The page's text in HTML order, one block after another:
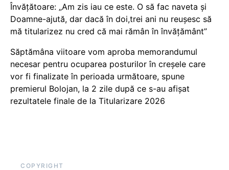
Învățătoare: „Am zis iau ce este. O să fac naveta și
Doamne-ajută, dar dacă în doi,trei ani nu reușesc să
mă titularizez nu cred că mai rămân în învățământ”
Săptămâna viitoare vom aproba memorandumul
necesar pentru ocuparea posturilor în creșele care
vor fi finalizate în perioada următoare, spune
premierul Bolojan, la 2 zile după ce s-au afișat
rezultatele finale de la Titularizare 2026
COPYRIGHT